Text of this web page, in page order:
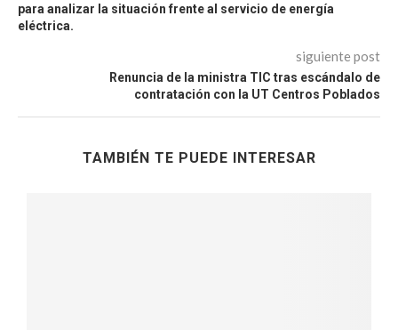
para analizar la situación frente al servicio de energía
eléctrica.
siguiente post
Renuncia de la ministra TIC tras escándalo de
contratación con la UT Centros Poblados
TAMBIÉN TE PUEDE INTERESAR